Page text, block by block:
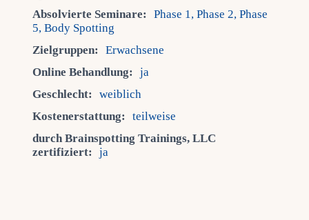
Absolvierte Seminare:
Phase 1, Phase 2, Phase
5, Body Spotting
Zielgruppen:
Erwachsene
Online Behandlung:
ja
Geschlecht:
weiblich
Kostenerstattung:
teilweise
durch Brainspotting Trainings, LLC
zertifiziert:
ja